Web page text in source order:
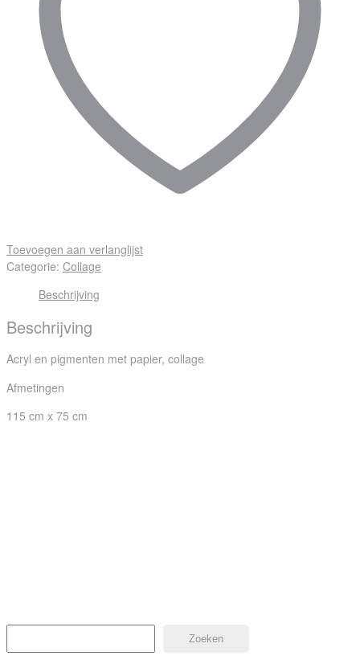
Toevoegen aan verlanglijst
Categorie: Collage
Beschrijving
Beschrijving
Acryl en pigmenten met papier, collage
Afmetingen
115 cm x 75 cm
Zoeken